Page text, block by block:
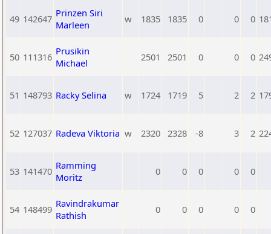
49 142647 Prinzen Siri
Marleen
w 1835 1835 0 0 0
50 111316 Prusikin
Michael
2501 2501 0 0 0
51 148793 Racky Selina w 1724 1719 5 2 2
52 127037 Radeva Viktoria w 2320 2328 -8 3 2
53 141470 Ramming
Moritz
0 0 0 0 0
54 148499 Ravindrakumar
Rathish
0 0 0 0 0